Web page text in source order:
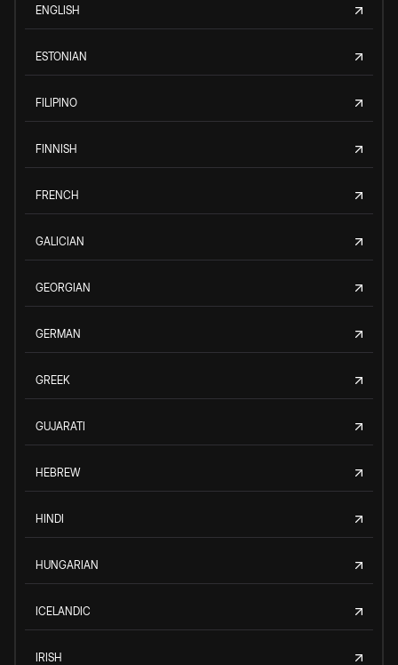
ENGLISH
ESTONIAN
FILIPINO
FINNISH
FRENCH
GALICIAN
GEORGIAN
GERMAN
GREEK
GUJARATI
HEBREW
HINDI
HUNGARIAN
ICELANDIC
IRISH